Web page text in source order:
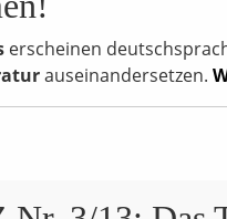
erscheinen
auseinandersetzen.